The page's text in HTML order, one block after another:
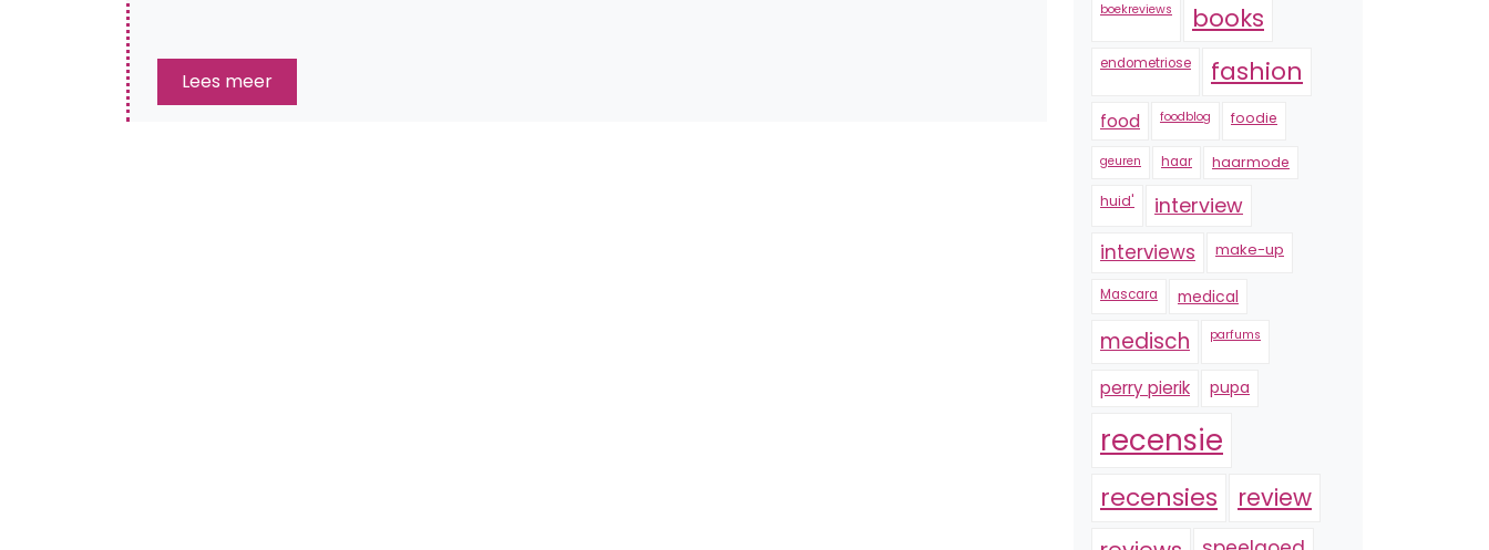
Lees meer
boekreviews books
endometriose fashion
food foodblog foodie
geuren haar haarmode
huid' interview
interviews make-up
Mascara medical
medisch parfums
perry pierik pupa
recensie
recensies review